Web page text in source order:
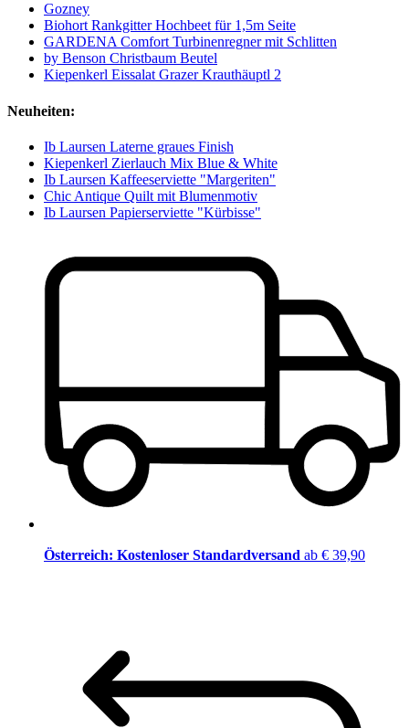
Gozney
Biohort Rankgitter Hochbeet für 1,5m Seite
GARDENA Comfort Turbinenregner mit Schlitten
by Benson Christbaum Beutel
Kiepenkerl Eissalat Grazer Krauthäuptl 2
Neuheiten:
Ib Laursen Laterne graues Finish
Kiepenkerl Zierlauch Mix Blue & White
Ib Laursen Kaffeeserviette "Margeriten"
Chic Antique Quilt mit Blumenmotiv
Ib Laursen Papierserviette "Kürbisse"
Österreich: Kostenloser Standardversand ab € 39,90